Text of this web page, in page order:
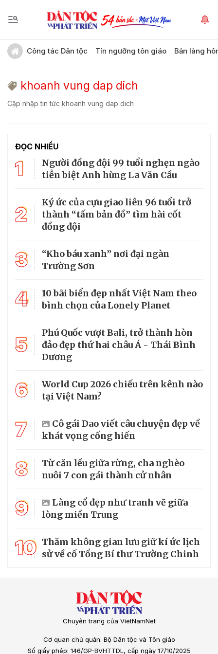
Công tác Dân tộc Tín ngưỡng tôn giáo Bản làng
khoanh vung dap dich
Cập nhập tin tức khoanh vung dap dich
ĐỌC NHIỀU
1
Người đồng đội 99 tuổi nghẹn ngào
tiễn biệt Anh hùng La Văn Cầu
2
Ký ức của cựu giao liên 96 tuổi trở
thành “tấm bản đồ” tìm hài cốt
đồng đội
3
“Kho báu xanh” nơi đại ngàn
Trường Sơn
4
10 bãi biển đẹp nhất Việt Nam theo
bình chọn của Lonely Planet
5
Phú Quốc vượt Bali, trở thành hòn
đảo đẹp thứ hai châu Á - Thái Bình
Dương
6
World Cup 2026 chiếu trên kênh nào
tại Việt Nam?
7
Cô gái Dao viết câu chuyện đẹp về
khát vọng cống hiến
8
Từ căn lều giữa rừng, cha nghèo
nuôi 7 con gái thành cử nhân
9
Làng cổ đẹp như tranh vẽ giữa
lòng miền Trung
10 Thăm không gian lưu giữ kí ức lịch
sử về cố Tổng Bí thư Trường Chinh
Chuyên trang của VietNamNet
Cơ quan chủ quản: Bộ Dân tộc và Tôn giáo
Số giấy phép: 146/GP-BVHTTDL, cấp ngày 17/10/2025